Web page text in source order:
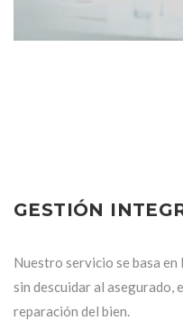
GESTIÓN
Nuestro servicio se basa
sin descuidar al
reparación del bien.